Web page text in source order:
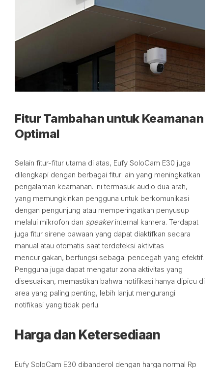
Fitur Tambahan untuk Keamanan
Optimal
Selain fitur-fitur utama di atas, Eufy SoloCam E30 juga
dilengkapi dengan berbagai fitur lain yang meningkatkan
pengalaman keamanan. Ini termasuk audio dua arah,
yang memungkinkan pengguna untuk berkomunikasi
dengan pengunjung atau memperingatkan penyusup
melalui mikrofon dan speakerinternal kamera. Terdapat
juga fitur sirene bawaan yang dapat diaktifkan secara
manual atau otomatis saat terdeteksi aktivitas
mencurigakan, berfungsi sebagai pencegah yang efektif.
Pengguna juga dapat mengatur zona aktivitas yang
disesuaikan, memastikan bahwa notifikasi hanya dipicu di
area yang paling penting, lebih lanjut mengurangi
notifikasi yang tidak perlu.
Harga dan Ketersediaan
Eufy SoloCam E30 dibanderol dengan harga normal Rp